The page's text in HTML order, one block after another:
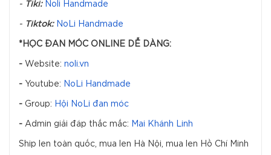
- Tiki: Noli Handmade
- Tiktok: NoLi Handmade
*HỌC ĐAN MÓC ONLINE DỄ DÀNG:
- Website: noli.vn
- Youtube: NoLi Handmade
- Group: Hội NoLi đan móc
- Admin giải đáp thắc mắc: Mai Khánh Linh
Ship len toàn quốc, mua len Hà Nội, mua len Hồ Chí Minh